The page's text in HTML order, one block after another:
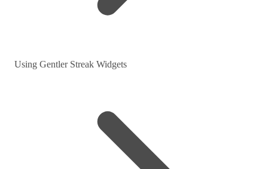
Using Gentler Streak Widgets